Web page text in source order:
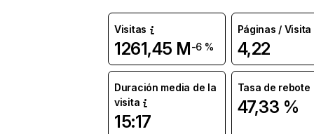
Visitas
1261,45 M-6 %
Páginas / Visita
4,22
Duración media de la
visita
15:17
Tasa de rebote
47,33 %